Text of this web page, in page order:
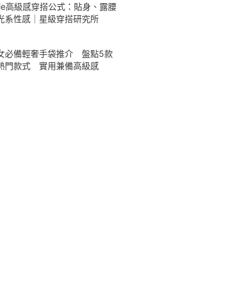
高級感穿搭公式：貼身、露腰
系性感｜星級穿搭研究所
必備輕奢手袋推介 盤點5款
門款式 實用兼備高級感